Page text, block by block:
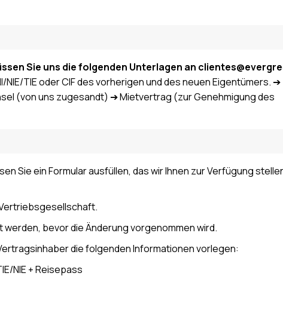
Sie uns die folgenden Unterlagen an
TIE oder CIF des vorherigen und des neuen Eigentümers. ➔
(von uns zugesandt) ➔ Mietvertrag (zur Genehmigung des
Sie ein Formular ausfüllen, das wir Ihnen zur Verfügung
bevor die Änderung vorgenommen wird.
die folgenden Informationen vorlegen:
NIE + Reisepass